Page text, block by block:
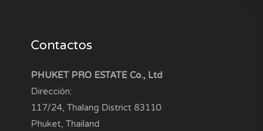
Contactos
PHUKET PRO ESTATE Co., Ltd
Dirección:
117/24, Thalang District 83110
Phuket, Thailand